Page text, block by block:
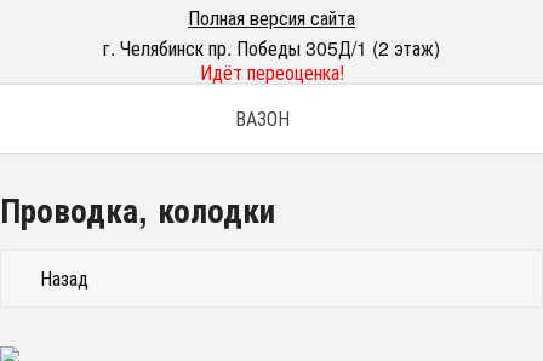
Полная версия сайта
г. Челябинск пр. Победы 305Д/1 (2 этаж)
Идёт переоценка!
ВАЗОН
Проводка, колодки
Назад